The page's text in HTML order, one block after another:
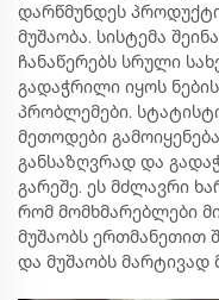
დარწმუნდეს
მუშაობა. სისტემა
ჩანაწერებს სრული
გადაჭრილი იყოს
პრობლემები.
მეთოდები
განსაზღვრად და
გარეშე. ეს მძლავრი
რომ მომხმარებლები
მუშაობს ერთმანეთით
და მუშაობს მარტივად